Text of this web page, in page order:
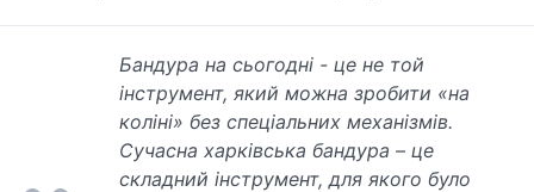
Бандура на сьогодні - це не той
інструмент, який можна зробити «на
коліні» без спеціальних механізмів.
Сучасна харківська бандура – це
складний інструмент, для якого було